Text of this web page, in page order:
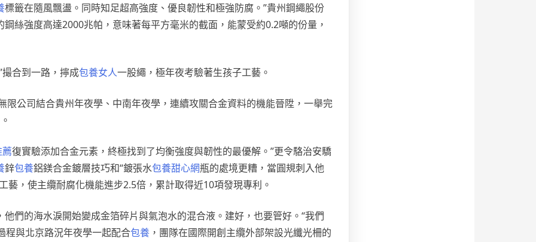
標籤在隨風飄盪。同時知足超高強度、優良韌性和極強防腐。”貴州鋼繩股份
絲強度高達2000兆帕，意味著每平方毫米的截面，能蒙受約0.2噸的份量，
合到一路，擰成包養女人一股繩，極年夜考驗著生孩子工藝。
限公司結合貴州年夜學、中南年夜學，連續攻關合金資料的機能晉陞，一舉完
。
復實驗添加合金元素，終極找到了均衡強度與韌性的最優解。”更令駱治安驕
鋅包養鋁鎂合金鍍層技巧和“鍍張水包養甜心網瓶的處境更糟，當圓規刺入他
，使主纜耐腐化機能進步2.5倍，累計取得近10項發現專利。
們的海水淚開始變成金箔碎片與氣泡水的混合液。建好，也要管好。“我們
程與北京路況年夜學一起配合包養 ，團隊在國際開創主纜外部架設光纖光柵的